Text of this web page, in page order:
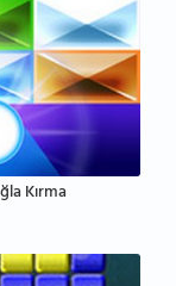
Kırma